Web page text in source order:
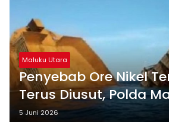
Maluku Utara
Penyebab Ore Nikel
Terus Diusut, Polda
Kepala UPTD
5 Juni 2026